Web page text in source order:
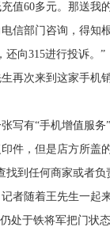
值60多元。那送我
部门咨询，得知
还向315进行投诉。”
次来到这家手机
有“手机增值服务
件，但是店方所盖
找到任何商家或者负
随着王先生一起
处于铁将军把门状